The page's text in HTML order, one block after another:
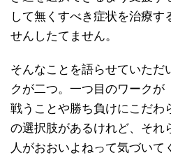
して無くすべき症状を治療す
せんしたてません。
そんなことを語らせていただ
クが二つ。一つ目のワークが
戦うことや勝ち負けにこだわ
の選択肢があるけれど、それ
人がおおいよねって気づいて